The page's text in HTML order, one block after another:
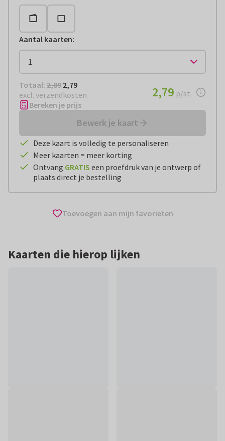
Aantal kaarten:
Totaal: € 2,79
Totaal: 2,89 2,79
excl. verzendkosten
€ 2,79per stuk
2,79 p/st.
Bereken je prijs
Bewerk je kaart
Deze kaart is volledig te personaliseren
Meer kaarten = meer korting
Ontvang GRATIS een proefdruk van je ontwerp of
plaats direct je bestelling
Toevoegen aan mijn favorieten
Kaarten die hierop lijken